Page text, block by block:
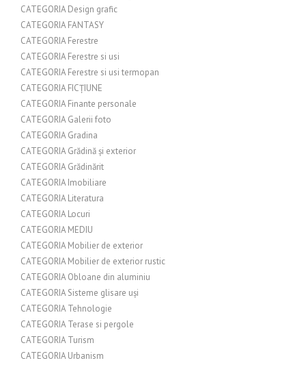
CATEGORIA Design grafic
CATEGORIA FANTASY
CATEGORIA Ferestre
CATEGORIA Ferestre si usi
CATEGORIA Ferestre si usi termopan
CATEGORIA FICȚIUNE
CATEGORIA Finante personale
CATEGORIA Galerii foto
CATEGORIA Gradina
CATEGORIA Grădină și exterior
CATEGORIA Grădinărit
CATEGORIA Imobiliare
CATEGORIA Literatura
CATEGORIA Locuri
CATEGORIA MEDIU
CATEGORIA Mobilier de exterior
CATEGORIA Mobilier de exterior rustic
CATEGORIA Obloane din aluminiu
CATEGORIA Sisteme glisare uși
CATEGORIA Tehnologie
CATEGORIA Terase si pergole
CATEGORIA Turism
CATEGORIA Urbanism